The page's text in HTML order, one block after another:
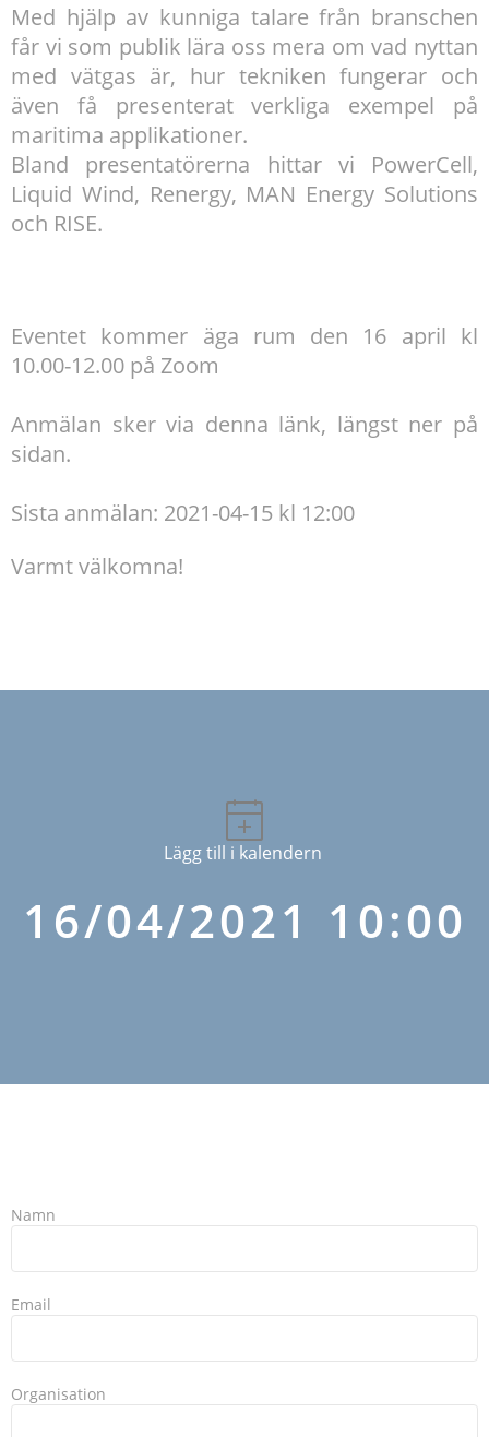
Med hjälp av kunniga talare från branschen
får vi som publik lära oss mera om vad nyttan
med vätgas är, hur tekniken fungerar och
även få presenterat verkliga exempel på
maritima applikationer.
Bland presentatörerna hittar vi PowerCell,
Liquid Wind, Renergy, MAN Energy Solutions
och RISE.
Eventet kommer äga rum den 16 april kl
10.00-12.00 på Zoom
Anmälan sker via denna länk, längst ner på
sidan.
Sista anmälan: 2021-04-15 kl 12:00
Varmt välkomna!
Lägg till i kalendern
16/04/2021 10:00
Namn
Email
Organisation